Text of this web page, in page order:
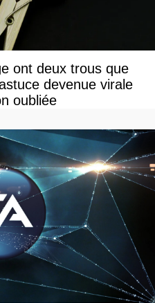
ont deux trous que
devenue virale
oubliée